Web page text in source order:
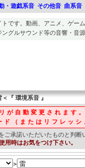
です。 動画、アニメ、ゲー
ングルサウンド等の音響・音
『 環境系音 』
が自動変更されます。
（またはリフレッシ
ご承諾いただいたものと判断
時はお気をつけ下さい。
＞
・遊戯系音 その他音 曲系音